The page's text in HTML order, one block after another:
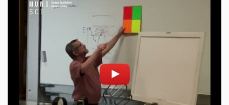
Povolit cookies a přehrát
Otevřít na youtube.com